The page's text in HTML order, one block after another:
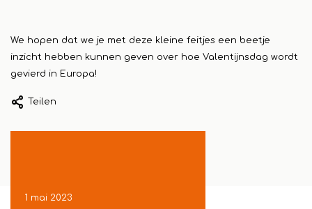
We hopen dat we je met deze kleine feitjes een beetje
inzicht hebben kunnen geven over hoe Valentijnsdag wordt
gevierd in Europa!
Teilen
1 mai 2023